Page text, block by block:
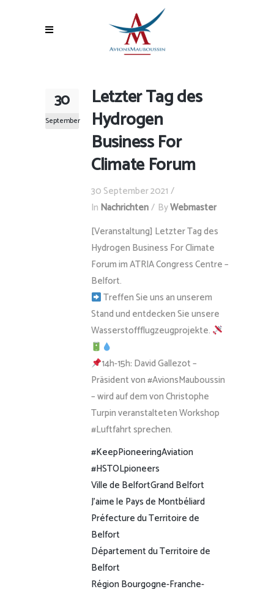
30
September
Letzter Tag des
Hydrogen
Business For
Climate Forum
30 September 2021
In Nachrichten ByWebmaster
[Veranstaltung] Letzter Tag des
Hydrogen Business For Climate
Forum im ATRIA Congress Centre –
Belfort.
Treffen Sie uns an unserem
Stand und entdecken Sie unsere
Wasserstoffflugzeugprojekte.
14h-15h: David Gallezot –
Präsident von #AvionsMauboussin
– wird auf dem von Christophe
Turpin veranstalteten Workshop
#Luftfahrt sprechen.
#KeepPioneeringAviation
#HSTOLpioneers
Ville de BelfortGrand Belfort
J’aime le Pays de Montbéliard
Préfecture du Territoire de
Belfort
Département du Territoire de
Belfort
Région Bourgogne-Franche-